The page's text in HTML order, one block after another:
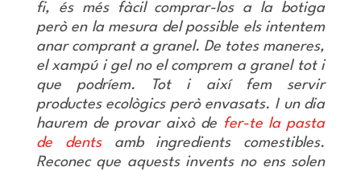
fi, és més fàcil comprar-los a la botiga
però en la mesura del possible els intentem
anar comprant a granel. De totes maneres,
el xampú i gel no el comprem a granel tot i
que podríem. Tot i així fem servir
productes ecològics però envasats. I un dia
haurem de provar això de fer-te la pasta
de dentsamb ingredients comestibles.
Reconec que aquests invents no ens solen